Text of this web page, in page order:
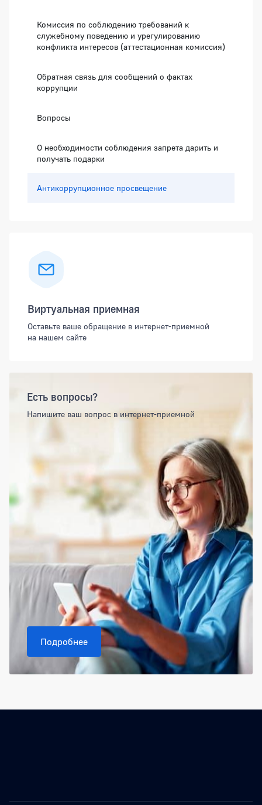
Комиссия по соблюдению требований к
служебному поведению и урегулированию
конфликта интересов (аттестационная комиссия)
Обратная связь для сообщений о фактах
коррупции
Вопросы
О необходимости соблюдения запрета дарить и
получать подарки
Антикоррупционное просвещение
Виртуальная приемная
Оставьте ваше обращение в интернет-приемной
на нашем сайте
Есть вопросы?
Напишите ваш вопрос в интернет-приемной
Подробнее